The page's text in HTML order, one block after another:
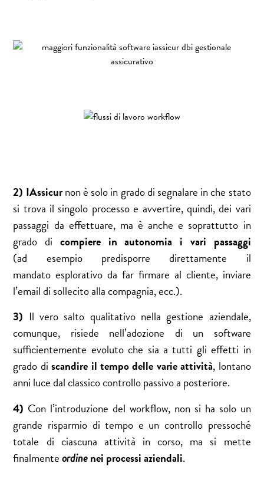
2) IAssicurnon è solo in grado di segnalare in che stato
si trova il singolo processo e avvertire, quindi, dei vari
passaggi da effettuare, ma è anche e soprattutto in
grado di compiere in autonomia i vari passaggi
(ad esempio predisporre direttamente il
mandato esplorativo da far firmare al cliente, inviare
l’email di sollecito alla compagnia, ecc.).
3) Il vero salto qualitativo nella gestione aziendale,
comunque, risiede nell’adozione di un software
sufficientemente evoluto che sia a tutti gli effetti in
grado discandire il tempo delle varie attività, lontano
anni luce dal classico controllo passivo a posteriore.
4) Con l’introduzione del workflow, non si ha solo un
grande risparmio di tempo e un controllo pressoché
totale di ciascuna attività in corso, ma si mette
finalmenteordinenei processi aziendali.